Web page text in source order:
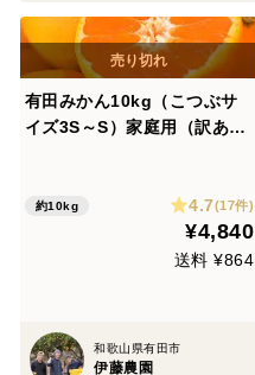
有田みかん10kg（こつぶサ
イズ3S～S）家庭用（訳あり
約10kg 4.7(17件)
¥4,840
送料 ¥864
和歌山県有田市
伊藤農園